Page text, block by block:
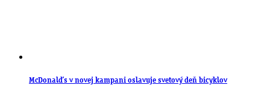
McDonald’s v novej kampani oslavuje svetový deň bicyklov